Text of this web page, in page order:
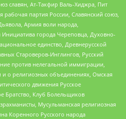
славян, Ат-Такфир Валь-Хиджра, Пит
рабочая партия России, Славянский союз,
Армия воли народа,
города Череповца, Духовно-
единство, Древнерусской
Староверов-Инглингов, Русский
против нелегальной иммиграции,
и о религиозных объединениях, Омская
движения Русское
Братство, Клуб Болельщиков
Мусульманская религиозная
Коренного Русского народа